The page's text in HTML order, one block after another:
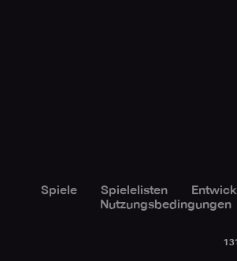
Spiele Spielelisten
Nutzungsbedingungen